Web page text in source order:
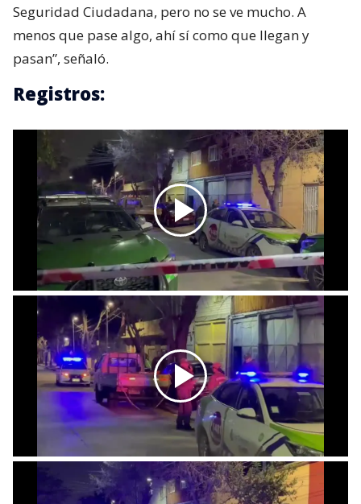
Seguridad Ciudadana, pero no se ve mucho. A
menos que pase algo, ahí sí como que llegan y
pasan”, señaló.
Registros: